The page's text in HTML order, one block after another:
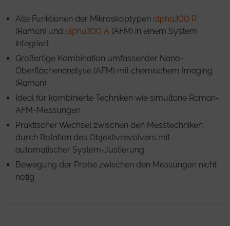
Alle Funktionen der Mikroskoptypen alpha300 R
(Raman) und alpha300 A (AFM) in einem System
integriert
Großartige Kombination umfassender Nano-
Oberflächenanalyse (AFM) mit chemischem Imaging
(Raman)
Ideal für kombinierte Techniken wie simultane Raman-
AFM-Messungen
Praktischer Wechsel zwischen den Messtechniken
durch Rotation des Objektivrevolvers mit
automatischer System-Justierung
Bewegung der Probe zwischen den Messungen nicht
nötig